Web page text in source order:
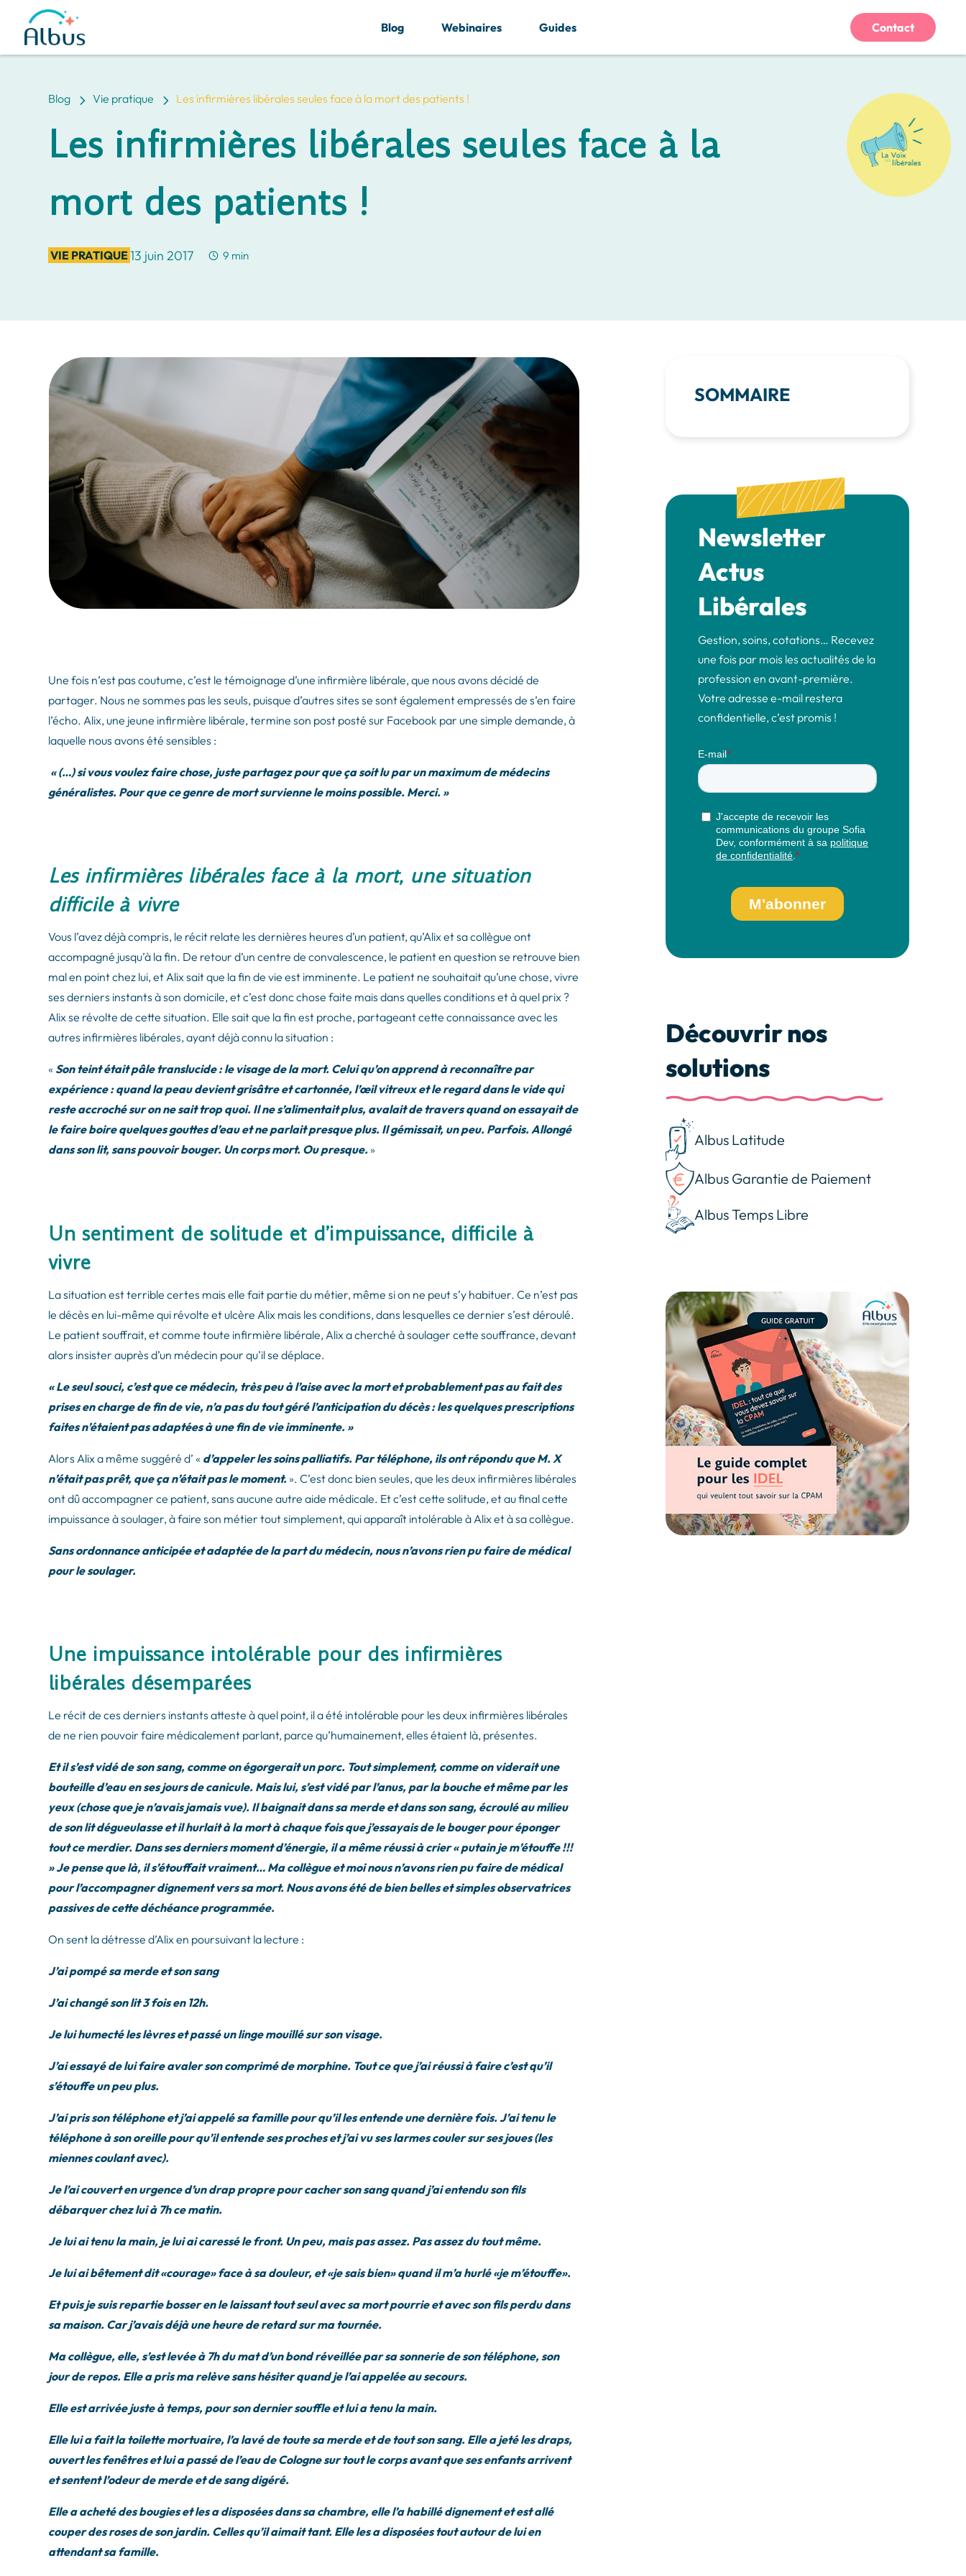
Blog 5 Vie pratique 5 Les infirmières libérales seules face à la mort des patients !
Les infirmières libérales seules face à la
mort des patients !
VIE PRATIQUE13 juin 2017 9 min
Une fois n’est pas coutume, c’est le témoignage d’une infirmière libérale, que nous avons décidé de
partager. Nous ne sommes pas les seuls, puisque d’autres sites se sont également empressés de s’en faire
l’écho. Alix, une jeune infirmière libérale, termine son post posté sur Facebook par une simple demande, à
laquelle nous avons été sensibles :
« (…)si vous voulez faire chose, juste partagez pour que ça soit lu par un maximum de médecins
généralistes. Pour que ce genre de mort survienne le moins possible. Merci. »
Les infirmières libérales face à la mort, une situation
difficile à vivre
Vous l’avez déjà compris, le récit relate les dernières heures d’un patient, qu’Alix et sa collègue ont
accompagné jusqu’à la fin. De retour d’un centre de convalescence, le patient en question se retrouve bien
mal en point chez lui, et Alix sait que la fin de vie est imminente. Le patient ne souhaitait qu’une chose, vivre
ses derniers instants à son domicile, et c’est donc chose faite mais dans quelles conditions et à quel prix ?
Alix se révolte de cette situation. Elle sait que la fin est proche, partageant cette connaissance avec les
autres infirmières libérales, ayant déjà connu la situation :
«Son teint était pâle translucide : le visage de la mort. Celui qu’on apprend à reconnaître par
expérience : quand la peau devient grisâtre et cartonnée, l’œil vitreux et le regard dans le vide qui
reste accroché sur on ne sait trop quoi. Il ne s’alimentait plus, avalait de travers quand on essayait de
le faire boire quelques gouttes d’eau et ne parlait presque plus. Il gémissait, un peu. Parfois. Allongé
dans son lit, sans pouvoir bouger. Un corps mort. Ou presque. »
Un sentiment de solitude et d’impuissance, difficile à
vivre
La situation est terrible certes mais elle fait partie du métier, même si on ne peut s’y habituer. Ce n’est pas
le décès en lui-même qui révolte et ulcère Alix mais les conditions, dans lesquelles ce dernier s’est déroulé.
Le patient souffrait, et comme toute infirmière libérale, Alix a cherché à soulager cette souffrance, devant
alors insister auprès d’un médecin pour qu’il se déplace.
« Le seul souci, c’est que ce médecin, très peu à l’aise avec la mort et probablement pas au fait des
prises en charge de fin de vie, n’a pas du tout géré l’anticipation du décès : les quelques prescriptions
faites n’étaient pas adaptées à une fin de vie imminente. »
Alors Alix a même suggéré d’ « d’appeler les soins palliatifs. Par téléphone, ils ont répondu que M. X
n’était pas prêt, que ça n’était pas le moment. ». C’est donc bien seules, que les deux infirmières libérales
ont dû accompagner ce patient, sans aucune autre aide médicale. Et c’est cette solitude, et au final cette
impuissance à soulager, à faire son métier tout simplement, qui apparaît intolérable à Alix et à sa collègue.
Sans ordonnance anticipée et adaptée de la part du médecin, nous n’avons rien pu faire de médical
pour le soulager.
Une impuissance intolérable pour des infirmières
libérales désemparées
Le récit de ces derniers instants atteste à quel point, il a été intolérable pour les deux infirmières libérales
de ne rien pouvoir faire médicalement parlant, parce qu’humainement, elles étaient là, présentes.
Et il s’est vidé de son sang, comme on égorgerait un porc. Tout simplement, comme on viderait une
bouteille d’eau en ses jours de canicule. Mais lui, s’est vidé par l’anus, par la bouche et même par les
yeux (chose que je n’avais jamais vue). Il baignait dans sa merde et dans son sang, écroulé au milieu
de son lit dégueulasse et il hurlait à la mort à chaque fois que j’essayais de le bouger pour éponger
tout ce merdier. Dans ses derniers moment d’énergie, il a même réussi à crier « putain je m’étouffe !!!
» Je pense que là, il s’étouffait vraiment… Ma collègue et moi nous n’avons rien pu faire de médical
pour l’accompagner dignement vers sa mort. Nous avons été de bien belles et simples observatrices
passives de cette déchéance programmée.
On sent la détresse d’Alix en poursuivant la lecture :
J’ai pompé sa merde et son sang
J’ai changé son lit 3 fois en 12h.
Je lui humecté les lèvres et passé un linge mouillé sur son visage.
J’ai essayé de lui faire avaler son comprimé de morphine. Tout ce que j’ai réussi à faire c’est qu’il
s’étouffe un peu plus.
J’ai pris son téléphone et j’ai appelé sa famille pour qu’il les entende une dernière fois. J’ai tenu le
téléphone à son oreille pour qu’il entende ses proches et j’ai vu ses larmes couler sur ses joues (les
miennes coulant avec).
Je l’ai couvert en urgence d’un drap propre pour cacher son sang quand j’ai entendu son fils
débarquer chez lui à 7h ce matin.
Je lui ai tenu la main, je lui ai caressé le front. Un peu, mais pas assez. Pas assez du tout même.
Je lui ai bêtement dit «courage» face à sa douleur, et «je sais bien» quand il m’a hurlé «je m’étouffe».
Et puis je suis repartie bosser en le laissant tout seul avec sa mort pourrie et avec son fils perdu dans
sa maison. Car j’avais déjà une heure de retard sur ma tournée.
Ma collègue, elle, s’est levée à 7h du mat d’un bond réveillée par sa sonnerie de son téléphone, son
jour de repos. Elle a pris ma relève sans hésiter quand je l’ai appelée au secours.
Elle est arrivée juste à temps, pour son dernier souffle et lui a tenu la main.
Elle lui a fait la toilette mortuaire, l’a lavé de toute sa merde et de tout son sang. Elle a jeté les draps,
ouvert les fenêtres et lui a passé de l’eau de Cologne sur tout le corps avant que ses enfants arrivent
et sentent l’odeur de merde et de sang digéré.
Elle a acheté des bougies et les a disposées dans sa chambre, elle l’a habillé dignement et est allé
couper des roses de son jardin. Celles qu’il aimait tant. Elle les a disposées tout autour de lui en
attendant sa famille.
SOMMAIRE
Newsletter
Actus
Libérales
Gestion, soins, cotations… Recevez
une fois par mois les actualités de la
profession en avant-première.
Votre adresse e-mail restera
confidentielle, c’est promis !
Découvrir nos
solutions
Albus Latitude
Albus Garantie de Paiement
Albus Temps Libre
Blog Webinaires Guides Contact